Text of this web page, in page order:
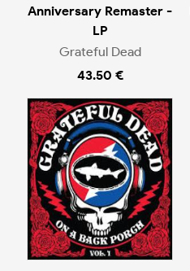
Anniversary Remaster -
LP
Grateful Dead
43.50 €